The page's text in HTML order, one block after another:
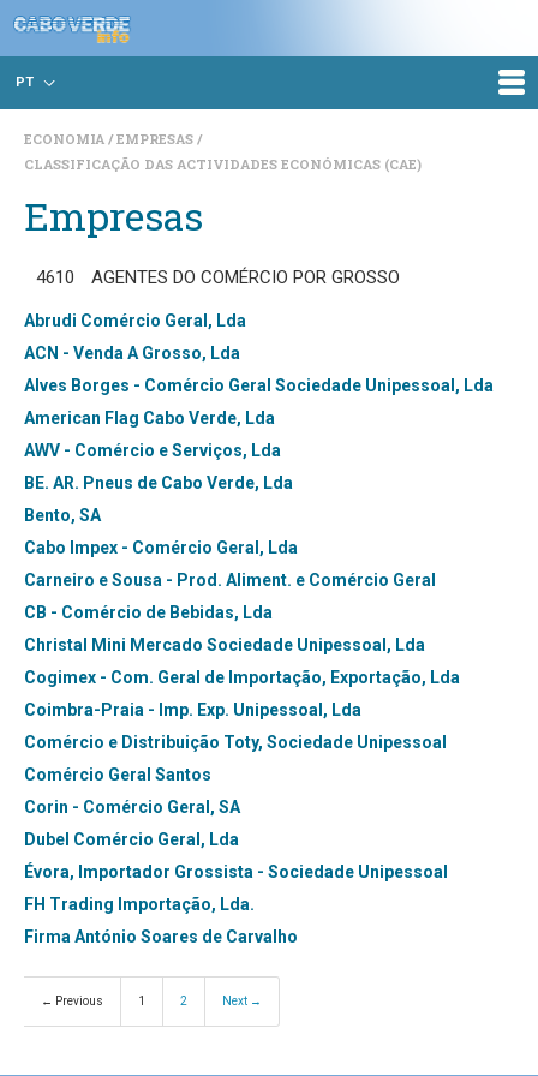
PT
ECONOMIA
EMPRESAS
CLASSIFICAÇÃO DAS ACTIVIDADES ECONÓMICAS (CAE)
Empresas
4610 AGENTES DO COMÉRCIO POR GROSSO
Abrudi Comércio Geral, Lda
ACN - Venda A Grosso, Lda
Alves Borges - Comércio Geral Sociedade Unipessoal, Lda
American Flag Cabo Verde, Lda
AWV - Comércio e Serviços, Lda
BE. AR. Pneus de Cabo Verde, Lda
Bento, SA
Cabo Impex - Comércio Geral, Lda
Carneiro e Sousa - Prod. Aliment. e Comércio Geral
CB - Comércio de Bebidas, Lda
Christal Mini Mercado Sociedade Unipessoal, Lda
Cogimex - Com. Geral de Importação, Exportação, Lda
Coimbra-Praia - Imp. Exp. Unipessoal, Lda
Comércio e Distribuição Toty, Sociedade Unipessoal
Comércio Geral Santos
Corin - Comércio Geral, SA
Dubel Comércio Geral, Lda
Évora, Importador Grossista - Sociedade Unipessoal
FH Trading Importação, Lda.
Firma António Soares de Carvalho
← Previous 1 2 Next →